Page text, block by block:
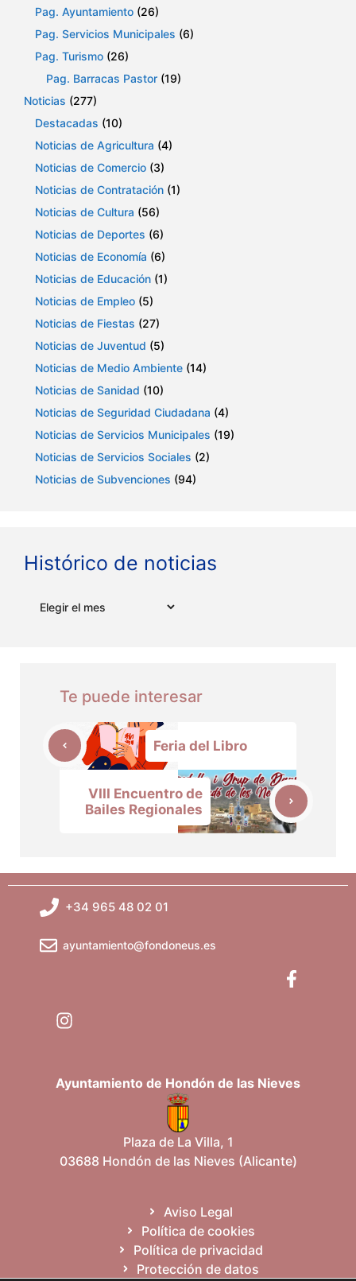
Pag. Ayuntamiento (26)
Pag. Servicios Municipales (6)
Pag. Turismo (26)
Pag. Barracas Pastor (19)
Noticias (277)
Destacadas (10)
Noticias de Agricultura (4)
Noticias de Comercio (3)
Noticias de Contratación (1)
Noticias de Cultura (56)
Noticias de Deportes (6)
Noticias de Economía (6)
Noticias de Educación (1)
Noticias de Empleo (5)
Noticias de Fiestas (27)
Noticias de Juventud (5)
Noticias de Medio Ambiente (14)
Noticias de Sanidad (10)
Noticias de Seguridad Ciudadana (4)
Noticias de Servicios Municipales (19)
Noticias de Servicios Sociales (2)
Noticias de Subvenciones (94)
Histórico de noticias
Te puede interesar
Feria del Libro
VIII Encuentro de
Bailes Regionales
+34 965 48 02 01
ayuntamiento@fondoneus.es
Ayuntamiento de Hondón de las Nieves
Plaza de La Villa, 1
03688 Hondón de las Nieves (Alicante)
Aviso Legal
Política de cookies
Política de privacidad
Protección de datos